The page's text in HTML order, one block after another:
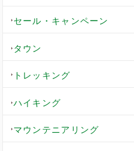
セール・キャンペーン
タウン
トレッキング
ハイキング
マウンテニアリング